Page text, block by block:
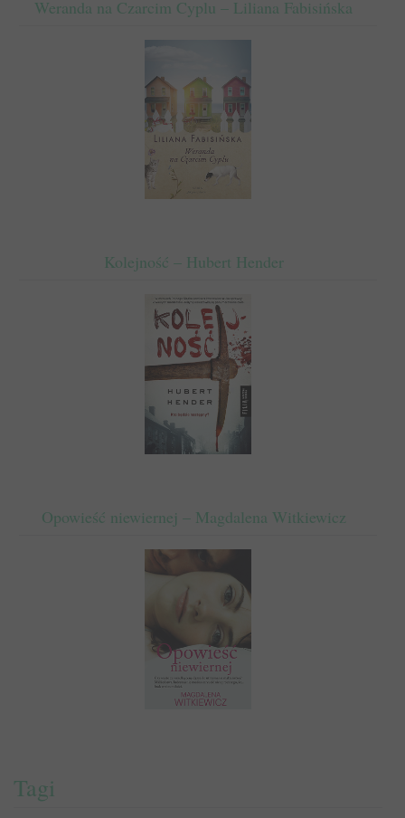
Weranda na Czarcim Cyplu – Liliana Fabisińska
Kolejność – Hubert Hender
Opowieść niewiernej – Magdalena Witkiewicz
Tagi